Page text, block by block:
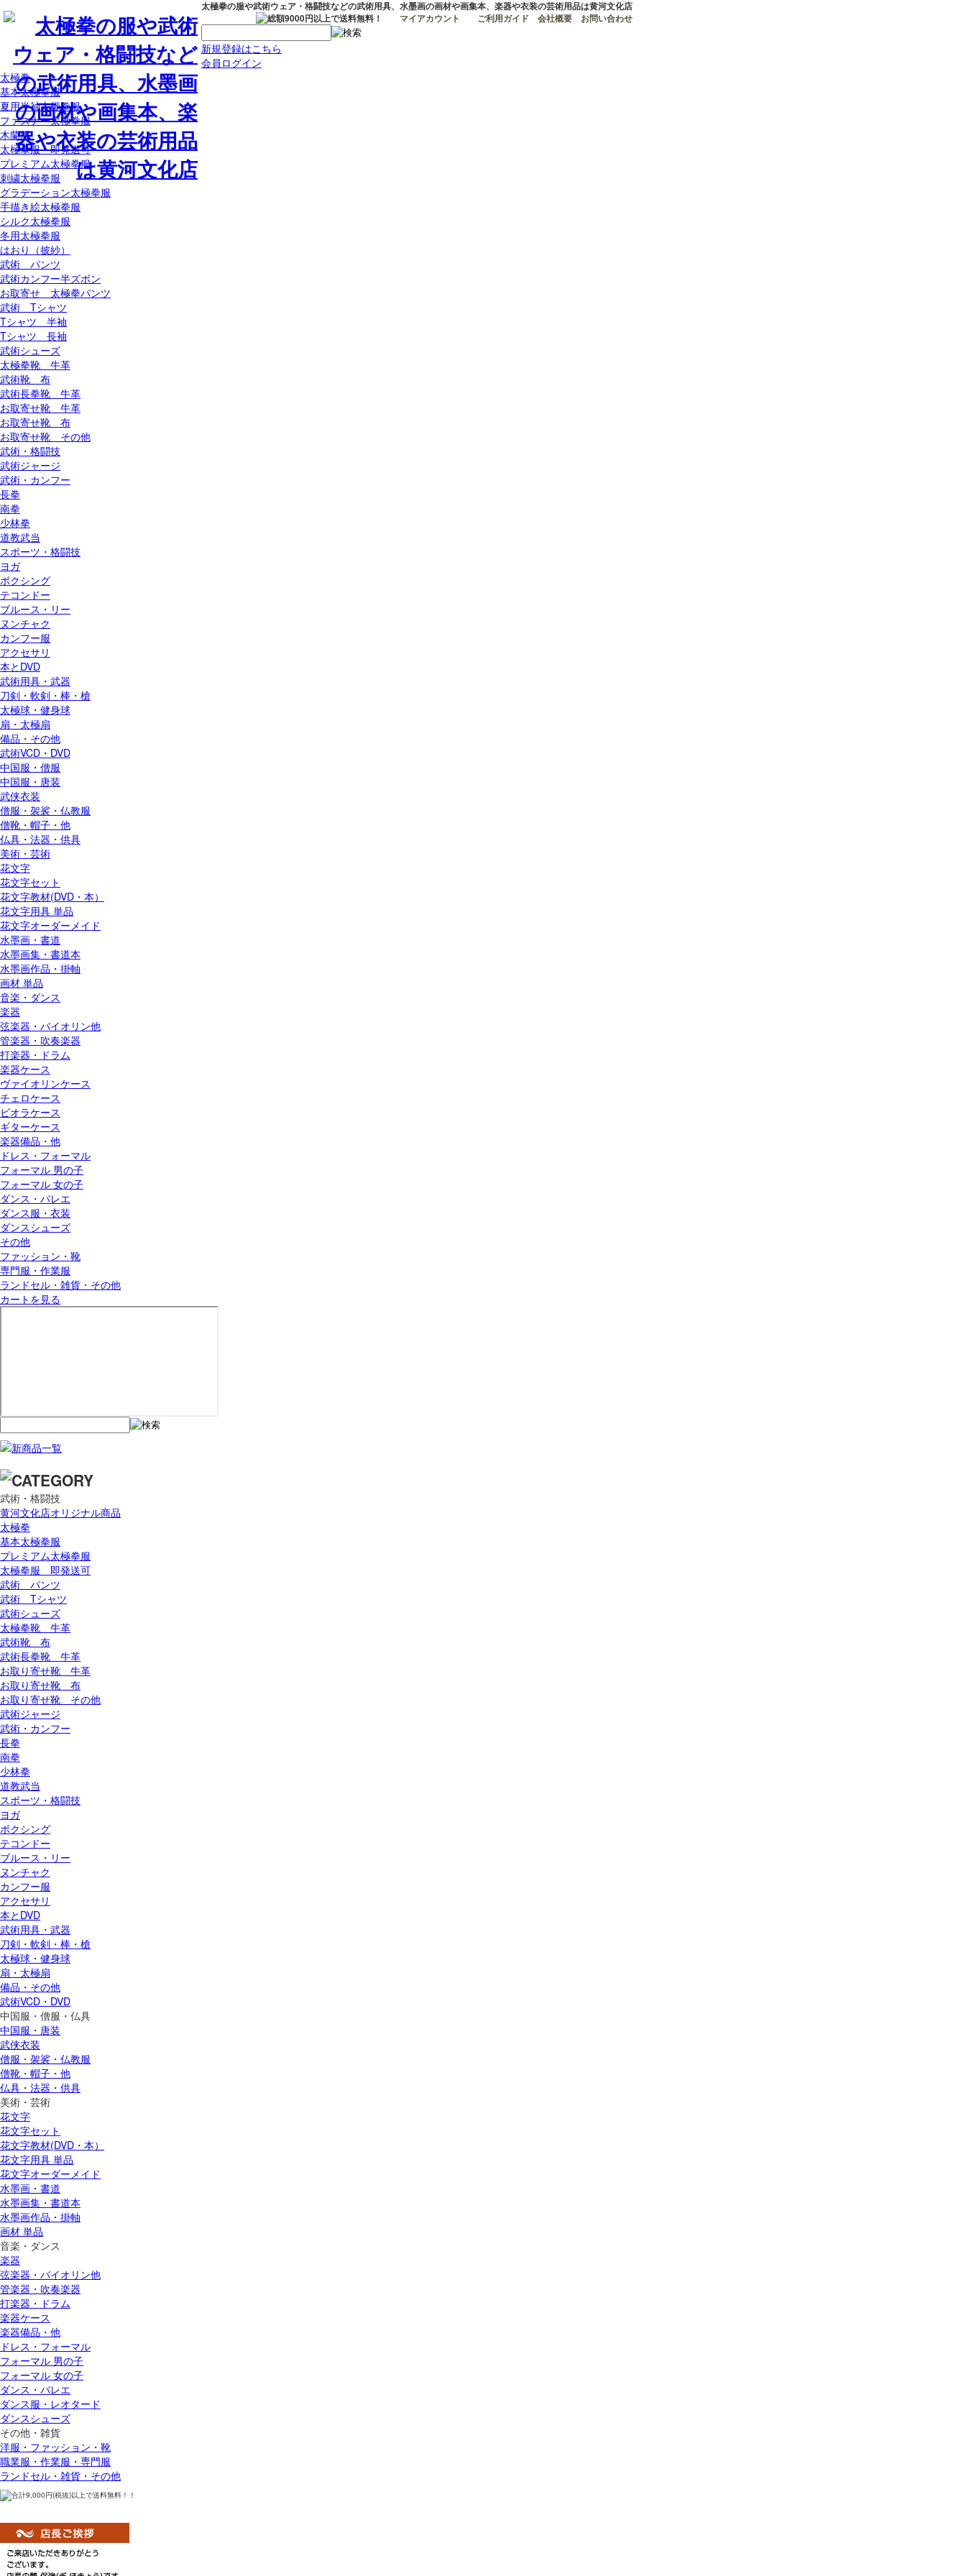
太極拳の服や武術ウェア・格闘技などの武術用具、水墨画の画材や画集本、楽器や衣装の芸術用品は黄河文化店
マイアカウント
ご利用ガイド 会社概要 お問い合わせ
新規登録はこちら
会員ログイン
太極拳
基本太極拳服
夏用半袖太極拳服
ファスナー太極拳服
木蘭服
太極拳服 即発送可
プレミアム太極拳服
刺繍太極拳服
グラデーション太極拳服
手描き絵太極拳服
シルク太極拳服
冬用太極拳服
はおり（披紗）
武術 パンツ
武術カンフー半ズボン
お取寄せ 太極拳パンツ
武術 Tシャツ
Tシャツ 半袖
Tシャツ 長袖
武術シューズ
太極拳靴 牛革
武術靴 布
武術長拳靴 牛革
お取寄せ靴 牛革
お取寄せ靴 布
お取寄せ靴 その他
武術・格闘技
武術ジャージ
武術・カンフー
長拳
南拳
少林拳
道教武当
スポーツ・格闘技
ヨガ
ボクシング
テコンドー
ブルース・リー
ヌンチャク
カンフー服
アクセサリ
本とDVD
武術用具・武器
刀剣・軟剣・棒・槍
太極球・健身球
扇・太極扇
備品・その他
武術VCD・DVD
中国服・僧服
中国服・唐装
武侠衣装
僧服・袈裟・仏教服
僧靴・帽子・他
仏具・法器・供具
美術・芸術
花文字
花文字セット
花文字教材(DVD・本）
花文字用具 単品
花文字オーダーメイド
水墨画・書道
水墨画集・書道本
水墨画作品・掛軸
画材 単品
音楽・ダンス
楽器
弦楽器・バイオリン他
管楽器・吹奏楽器
打楽器・ドラム
楽器ケース
ヴァイオリンケース
チェロケース
ビオラケース
ギターケース
楽器備品・他
ドレス・フォーマル
フォーマル 男の子
フォーマル 女の子
ダンス・バレエ
ダンス服・衣装
ダンスシューズ
その他
ファッション・靴
専門服・作業服
ランドセル・雑貨・その他
カートを見る
武術・格闘技
黄河文化店オリジナル商品
太極拳
基本太極拳服
プレミアム太極拳服
太極拳服 即発送可
武術 パンツ
武術 Tシャツ
武術シューズ
太極拳靴 牛革
武術靴 布
武術長拳靴 牛革
お取り寄せ靴 牛革
お取り寄せ靴 布
お取り寄せ靴 その他
武術ジャージ
武術・カンフー
長拳
南拳
少林拳
道教武当
スポーツ・格闘技
ヨガ
ボクシング
テコンドー
ブルース・リー
ヌンチャク
カンフー服
アクセサリ
本とDVD
武術用具・武器
刀剣・軟剣・棒・槍
太極球・健身球
扇・太極扇
備品・その他
武術VCD・DVD
中国服・僧服・仏具
中国服・唐装
武侠衣装
僧服・袈裟・仏教服
僧靴・帽子・他
仏具・法器・供具
美術・芸術
花文字
花文字セット
花文字教材(DVD・本）
花文字用具 単品
花文字オーダーメイド
水墨画・書道
水墨画集・書道本
水墨画作品・掛軸
画材 単品
音楽・ダンス
楽器
弦楽器・バイオリン他
管楽器・吹奏楽器
打楽器・ドラム
楽器ケース
楽器備品・他
ドレス・フォーマル
フォーマル 男の子
フォーマル 女の子
ダンス・バレエ
ダンス服・レオタード
ダンスシューズ
その他・雑貨
洋服・ファッション・靴
職業服・作業服・専門服
ランドセル・雑貨・その他